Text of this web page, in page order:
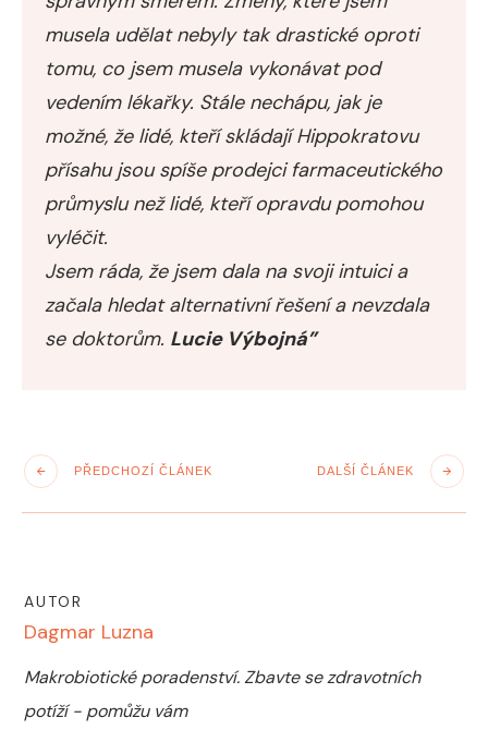
musela udělat nebyly tak drastické oproti
tomu, co jsem musela vykonávat pod
vedením lékařky. Stále nechápu, jak je
možné, že lidé, kteří skládají Hippokratovu
přísahu jsou spíše prodejci farmaceutického
průmyslu než lidé, kteří opravdu pomohou
vyléčit.
Jsem ráda, že jsem dala na svoji intuici a
začala hledat alternativní řešení a nevzdala
se doktorům. Lucie Výbojná”
PŘEDCHOZÍ ČLÁNEK DALŠÍ ČLÁNEK
AUTOR
Dagmar Luzna
Makrobiotické poradenství. Zbavte se zdravotních
potíží - pomůžu vám